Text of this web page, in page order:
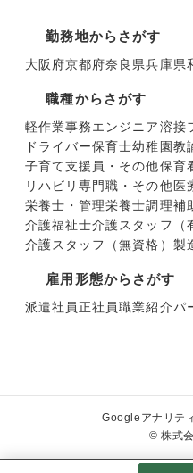
勤務地からさがす
大阪府京都府奈良県兵庫県
職種からさがす
軽作業事務エンジニア溶接
ドライバー保育士幼稚園教
子育て支援員・その他保育
リハビリ専門職・その他医
栄養士・管理栄養士調理補
介護福祉士介護スタッフ（
介護スタッフ（無資格） 製
雇用形態からさがす
派遣社員正社員職業紹介パ
© 株式
Googleアナリテ